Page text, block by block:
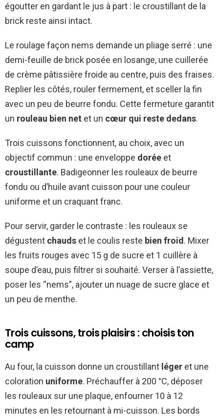
égoutter en gardant le jus à part : le croustillant de la
brick reste ainsi intact.
Le roulage façon nems demande un pliage serré : une
demi-feuille de brick posée en losange, une cuillerée
de crème pâtissière froide au centre, puis des fraises.
Replier les côtés, rouler fermement, et sceller la fin
avec un peu de beurre fondu. Cette fermeture garantit
un rouleau bien net et un cœur qui reste dedans.
Trois cuissons fonctionnent, au choix, avec un
objectif commun : une enveloppe dorée et
croustillante. Badigeonner les rouleaux de beurre
fondu ou d’huile avant cuisson pour une couleur
uniforme et un craquant franc.
Pour servir, garder le contraste : les rouleaux se
dégustent chauds et le coulis reste bien froid. Mixer
les fruits rouges avec 15 g de sucre et 1 cuillère à
soupe d’eau, puis filtrer si souhaité. Verser à l’assiette,
poser les “nems”, ajouter un nuage de sucre glace et
un peu de menthe.
Trois cuissons, trois plaisirs : choisis ton
camp
Au four, la cuisson donne un croustillant léger et une
coloration uniforme. Préchauffer à 200 °C, déposer
les rouleaux sur une plaque, enfourner 10 à 12
minutes en les retournant à mi-cuisson. Les bords